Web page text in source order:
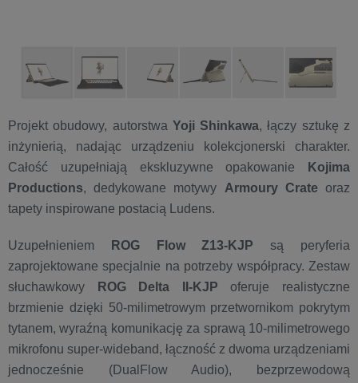
Projekt obudowy, autorstwa Yoji Shinkawa, łączy sztukę z
inżynierią, nadając urządzeniu kolekcjonerski charakter.
Całość uzupełniają ekskluzywne opakowanie
Kojima
Productions, dedykowane motywy Armoury Crateoraz
tapety inspirowane postacią Ludens.
Uzupełnieniem ROG Flow Z13-KJP są peryferia
zaprojektowane specjalnie na potrzeby współpracy. Zestaw
słuchawkowy
ROG Delta II-KJP oferuje realistyczne
brzmienie dzięki 50-milimetrowym przetwornikom pokrytym
tytanem, wyraźną komunikację za sprawą 10-milimetrowego
mikrofonu super-wideband, łączność z dwoma urządzeniami
jednocześnie (DualFlow Audio), bezprzewodową